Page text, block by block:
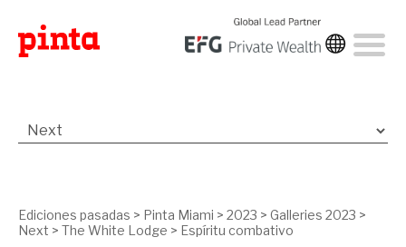
Ediciones pasadas > Pinta Miami > 2023 > Galleries 2023 >
Next > The White Lodge > Espíritu combativo